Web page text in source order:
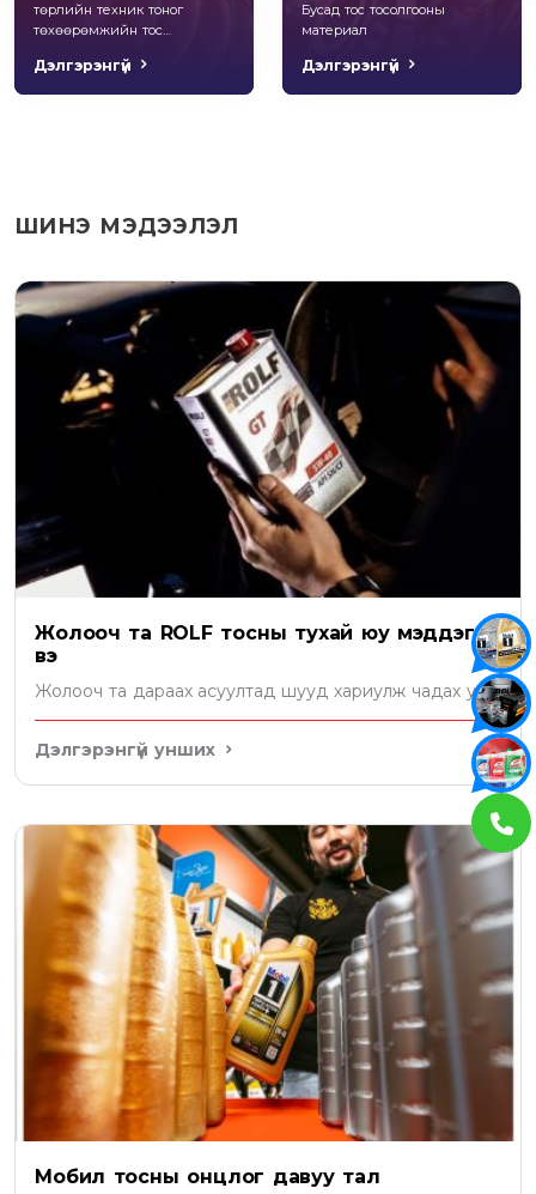
төрлийн техник тоног
төхөөрөмжийн тос
Дэлгэрэнгүй
Бусад тос тосолгооны
материал
Дэлгэрэнгүй
ШИНЭ МЭДЭЭЛЭЛ
Жолооч та ROLF тосны тухай юу мэддэг
вэ
Жолооч та дараах асуултад шууд хариулж чадах уу?
Дэлгэрэнгүй унших
Мобил тосны онцлог давуу тал